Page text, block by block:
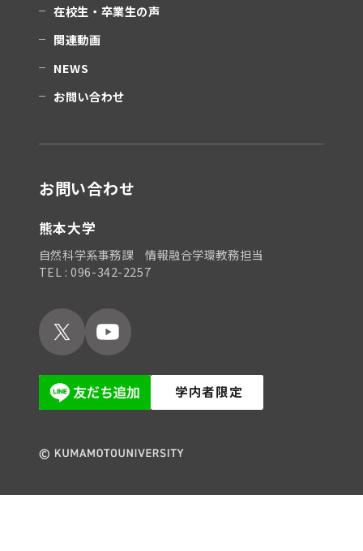
在校生・卒業生の声
関連動画
NEWS
お問い合わせ
お問い合わせ
熊本大学
自然科学系事務課 情報融合学環教務担当
TEL : 096-342-2257
学内者限定